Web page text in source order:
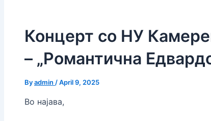
Концерт со НУ
– „Романтична
Byadmin /April 9, 2025
Во најава,